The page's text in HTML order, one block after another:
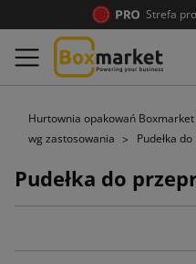
Strefa
Hurtownia opakowań Boxmarket
wg zastosowania
Pudełka
Pudełka do